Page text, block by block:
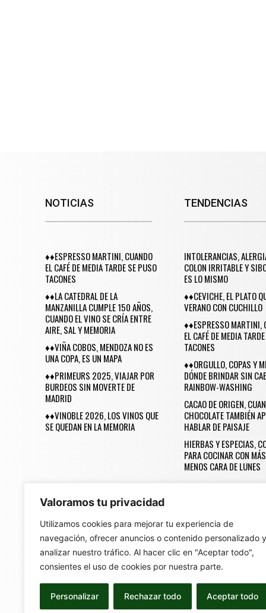
Valoramos tu privacidad
Utilizamos cookies para mejorar tu experiencia de
navegación, ofrecer anuncios o contenido personalizado y
analizar nuestro tráfico. Al hacer clic en "Aceptar todo",
consientes el uso de cookies por nuestra parte.
Personalizar Rechazar todo Aceptar todo
NOTICIAS
♦♦ESPRESSO MARTINI, CUANDO
EL CAFÉ DE MEDIA TARDE SE PUSO
TACONES
♦♦LA CATEDRAL DE LA
MANZANILLA CUMPLE 150 AÑOS,
CUANDO EL VINO SE CRÍA ENTRE
AIRE, SAL Y MEMORIA
♦♦VIÑA COBOS, MENDOZA NO ES
UNA COPA, ES UN MAPA
♦♦PRIMEURS 2025, VIAJAR POR
BURDEOS SIN MOVERTE DE
MADRID
♦♦VINOBLE 2026, LOS VINOS QUE
SE QUEDAN EN LA MEMORIA
TENDENCIAS
INTOLERANCIAS,
COLON IRRITABLE Y
ES LO MISMO
♦♦CEVICHE, EL PLATO
VERANO CON CUCHILLO
♦♦ESPRESSO MARTINI,
EL CAFÉ DE MEDIA
TACONES
♦♦ORGULLO, COPAS Y
DÓNDE BRINDAR SIN
RAINBOW-WASHING
CACAO DE ORIGEN,
CHOCOLATE TAMBIÉN
HABLAR DE PAISAJE
HIERBAS Y ESPECIAS,
PARA COCINAR CON
MENOS CARA DE LUNES
Una Revista